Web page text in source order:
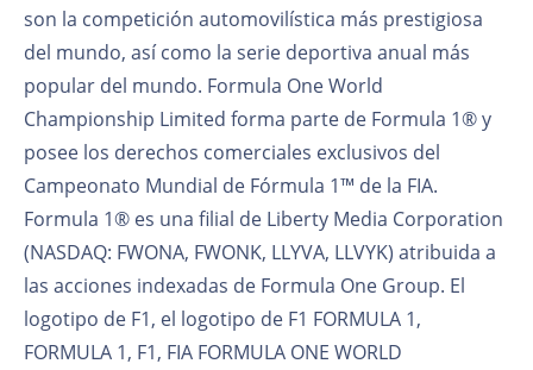
son la competición automovilística más prestigiosa
del mundo, así como la serie deportiva anual más
popular del mundo. Formula One World
Championship Limited forma parte de Formula 1® y
posee los derechos comerciales exclusivos del
Campeonato Mundial de Fórmula 1™ de la FIA.
Formula 1® es una filial de Liberty Media Corporation
(NASDAQ: FWONA, FWONK, LLYVA, LLVYK) atribuida a
las acciones indexadas de Formula One Group. El
logotipo de F1, el logotipo de F1 FORMULA 1,
FORMULA 1, F1, FIA FORMULA ONE WORLD